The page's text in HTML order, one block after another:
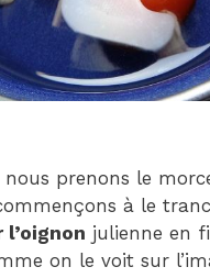
nous prenons le
à le
l’oignon julienne en
on le voit sur